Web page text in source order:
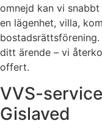
omnejd kan vi
en lägenhet, villa,
ditt ärende – vi
offert.
VVS-
Gislaved